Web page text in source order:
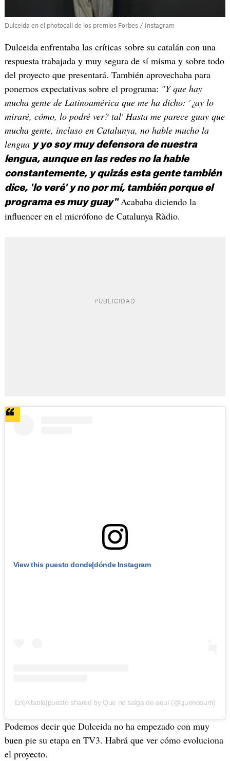
Dulceida en el photocall de los premios Forbes / Instagram
Dulceida enfrentaba las críticas sobre su catalán con una
respuesta trabajada y muy segura de sí misma y sobre todo
del proyecto que presentará. También aprovechaba para
ponernos expectativas sobre el programa: "Y que hay
mucha gente de Latinoamérica que me ha dicho: '¿ay lo
miraré, cómo, lo podré ver? tal' Hasta me parece guay que
mucha gente, incluso en Catalunya, no hable mucho la
lengua y yo soy muy defensora de nuestra
lengua, aunque en las redes no la hable
constantemente, y quizás esta gente también
dice, 'lo veré' y no por mí, también porque el
programa es muy guay"Acababa diciendo la
influencer en el micrófono de Catalunya Ràdio.
View this puesto donde|dónde Instagram
En|A tabla|puesto shared by Que no salga de aquí (@quenosurti)
Podemos decir que Dulceida no ha empezado con muy
buen pie su etapa en TV3. Habrá que ver cómo evoluciona
el proyecto.